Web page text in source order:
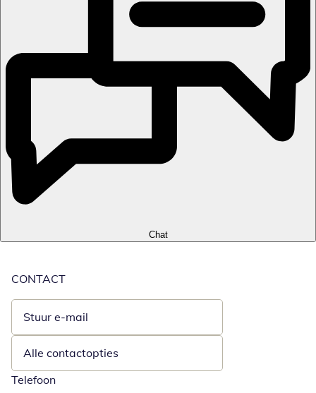
Chat
CONTACT
Stuur e-mail
Opent e-mailclient
Alle contactopties
Telefoon